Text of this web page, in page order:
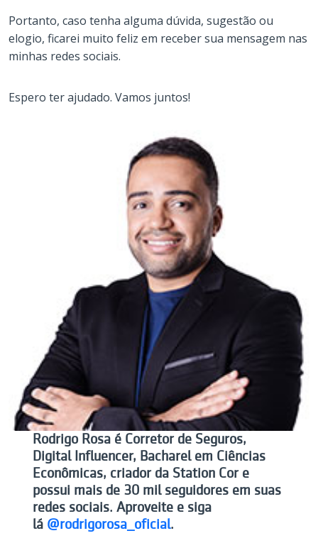
Portanto, caso tenha alguma dúvida, sugestão ou
elogio, ficarei muito feliz em receber sua mensagem nas
minhas redes sociais.
Espero ter ajudado. Vamos juntos!
Rodrigo Rosa é Corretor de Seguros,
Digital Influencer, Bacharel em Ciências
Econômicas, criador da Station Cor e
possui mais de 30 mil seguidores em suas
redes sociais. Aproveite e siga
lá @rodrigorosa_oficial.